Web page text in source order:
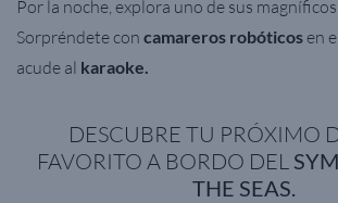
Por la noche, explora uno de sus
Sorpréndete con camareros robóticosen
acude al karaoke.
DESCUBRE TU PRÓXIMO
FAVORITO A BORDO DEL
THE SEAS.